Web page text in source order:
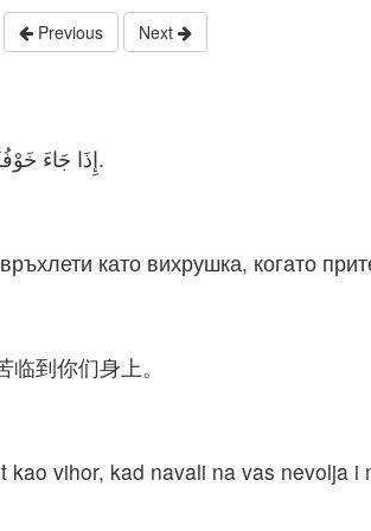
Previous Next
إِذَا جَاءَ خَوْفُكُمْ كَعَاصِفَةٍ، وَأَتَتْ بَلِيَّتُكُمْ كَالزَّوْبَعَةِ، إِذَا جَاءَتْ عَلَيْكُمْ شِدَّةٌ وَضِيقٌ.
като вихрушка, когато
到你们身上。
vihor, kad navali na vas nevolja i